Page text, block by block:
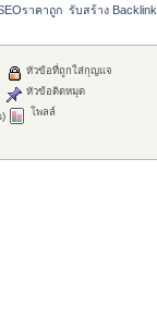
ราคาถูก  รับสร้าง Backlink
หัวข้อที่ถูกใส่กุญแจ
หัวข้อติดหมุด
โพลล์